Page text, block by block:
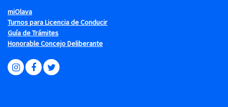
miOlava
Turnos para Licencia de Conducir
Guía de Trámites
Honorable Concejo Deliberante